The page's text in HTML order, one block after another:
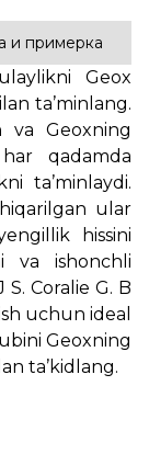
и примерка
Geox
ta’minlang.
va Geoxning
qadamda
ta’minlaydi.
ular
hissini
va ishonchli
Coralie G. B
uchun ideal
Geoxning
ta’kidlang.